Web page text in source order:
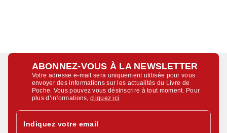
ABONNEZ-VOUS À LA NEWSLETTER
Votre adresse e-mail sera uniquement utilisée pour vous
envoyer des informations sur les actualités du Livre de
Poche. Vous pouvez vous désinscrire à tout moment. Pour
plus d’informations,cliquez ici
Indiquez votre email